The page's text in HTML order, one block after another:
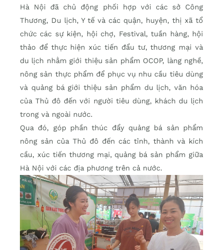
Hà Nội đã chủ động phối hợp với các sở Công
Thương, Du lịch, Y tế và các quận, huyện, thị xã tổ
chức các sự kiện, hội chợ, Festival, tuần hàng, hội
thảo để thực hiện xúc tiến đẩu tư, thương mại và
du lịch nhằm giới thiệu sản phẩm OCOP, làng nghề,
nông sản thực phẩm để phục vụ nhu cầu tiêu dùng
và quảng bá giới thiệu sản phẩm du lịch, văn hóa
của Thủ đô đến với người tiêu dùng, khách du lịch
trong và ngoài nước.
Qua đó, góp phần thúc đẩy quảng bá sản phẩm
nông sản của Thủ đô đến các tỉnh, thành và kích
cầu, xúc tiến thương mại, quảng bá sản phẩm giữa
Hà Nội với các địa phương trên cả nước.